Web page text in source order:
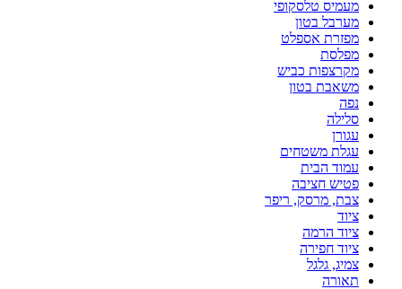
מעמיס טלסקופי
מערבל בטון
מפזרת אספלט
מפלסת
מקרצפות כביש
משאבת בטון
נפה
סלילה
עגורן
עגלת משטחים
עמוד הבית
פטיש חציבה
צבת, מרסק, ריפר
ציוד
ציוד הרמה
ציוד חפירה
צמיג, גלגל
תאורה